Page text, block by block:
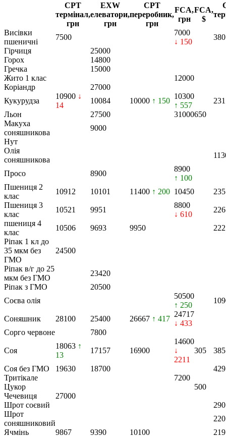
CPT
термінал,
грн
EXW
елеватори,
грн
CPT
переробник,
грн
FCA,
грн
FCA,
$
Висівки
пшеничні
7500
7000
↓ 150
380
Гірчиця
25000
Горох
14800
Гречка
15000
Жито 1 клас
12000
Коріандр
27000
Кукурудза
10900 ↓
14
10084 10000 ↑ 150
10300
↑ 557
231
Льон
27500 31000650
Макуха
соняшникова
9000
Нут
Олія
соняшникова
Просо 8900
8900
↑ 100
Пшениця 2
клас
10912 10101 11400 ↑ 200 10450
235
Пшениця 3
клас
10521 9951
8800
↓ 610
226
пшениця 4
клас
10506 9693 9950
222
Ріпак 1 кл до
35 мкм без
ГМО
24500
Ріпак в/г до 25
мкм без ГМО
23420
Ріпак з ГМО
20500
Соєва олія
50500
↑ 250
Соняшник 28100 25400 26667 ↑ 417
24717
↓ 433
Сорго червоне
7800
Соя
18063 ↑
13
17157 16900
14600
↓
2211
305 385
Соя без ГМО 19630 18700
429
Тритікале
7200
Цукор
500
Чечевиця
27000
Шрот соєвий
290
Шрот
соняшниковий
220
Ячмінь
9867 9390 10100
219